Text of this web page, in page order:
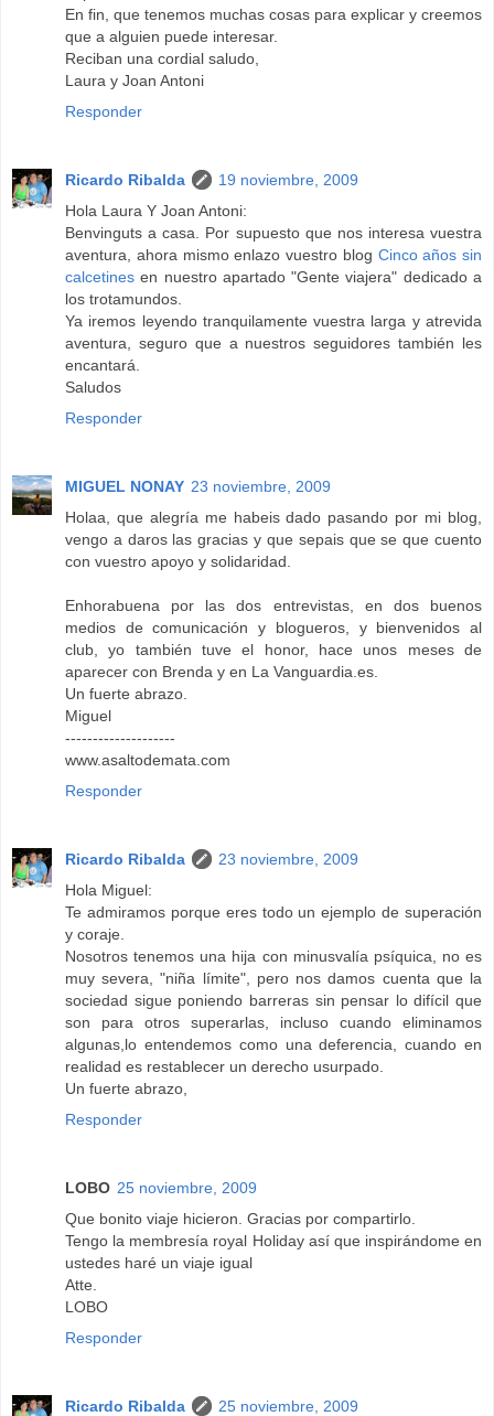
En fin, que tenemos muchas cosas para explicar y creemos
que a alguien puede interesar.
Reciban una cordial saludo,
Laura y Joan Antoni
Responder
Ricardo Ribalda
19 noviembre, 2009
Hola Laura Y Joan Antoni:
Benvinguts a casa. Por supuesto que nos interesa vuestra
aventura, ahora mismo enlazo vuestro blog Cinco años sin
calcetines en nuestro apartado "Gente viajera" dedicado a
los trotamundos.
Ya iremos leyendo tranquilamente vuestra larga y atrevida
aventura, seguro que a nuestros seguidores también les
encantará.
Saludos
Responder
MIGUEL NONAY 23 noviembre, 2009
Holaa, que alegría me habeis dado pasando por mi blog,
vengo a daros las gracias y que sepais que se que cuento
con vuestro apoyo y solidaridad.
Enhorabuena por las dos entrevistas, en dos buenos
medios de comunicación y blogueros, y bienvenidos al
club, yo también tuve el honor, hace unos meses de
aparecer con Brenda y en La Vanguardia.es.
Un fuerte abrazo.
Miguel
--------------------
www.asaltodemata.com
Responder
Ricardo Ribalda
23 noviembre, 2009
Hola Miguel:
Te admiramos porque eres todo un ejemplo de superación
y coraje.
Nosotros tenemos una hija con minusvalía psíquica, no es
muy severa, "niña límite", pero nos damos cuenta que la
sociedad sigue poniendo barreras sin pensar lo difícil que
son para otros superarlas, incluso cuando eliminamos
algunas,lo entendemos como una deferencia, cuando en
realidad es restablecer un derecho usurpado.
Un fuerte abrazo,
Responder
LOBO 25 noviembre, 2009
Que bonito viaje hicieron. Gracias por compartirlo.
Tengo la membresía royal Holiday así que inspirándome en
ustedes haré un viaje igual
Atte.
LOBO
Responder
Ricardo Ribalda
25 noviembre, 2009